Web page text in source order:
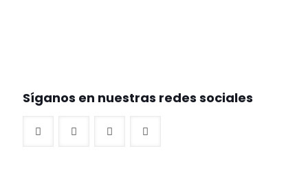
Síganos en nuestras redes sociales